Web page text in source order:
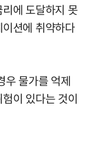
에 도달하지 못
션에 취약하다
우 물가를 억제
이 있다는 것이